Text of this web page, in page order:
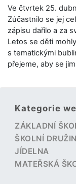
Ve čtvrtek 25.
Zúčastnilo se jej
zápisu dařilo a za
Letos se děti
s tematickými
přejeme, aby se
Kategorie
ZÁKLADNÍ
ŠKOLNÍ
JÍDELNA
MATEŘSKÁ